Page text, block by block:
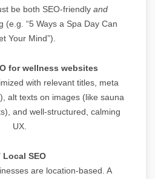
be both SEO-friendly and
(e.g. “5 Ways a Spa Day Can
Your Mind”).
for wellness websites
with relevant titles, meta
alt texts on images (like sauna
and well-structured, calming
UX.
Local SEO
are location-based. A